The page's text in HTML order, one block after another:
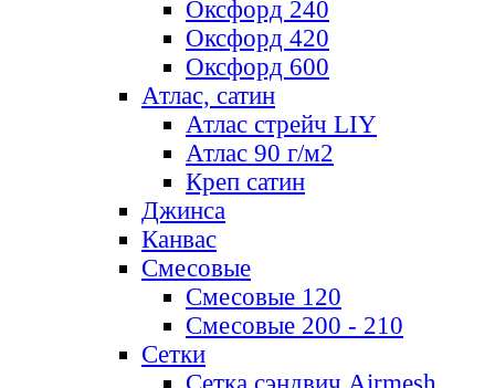
Оксфорд 240
Оксфорд 420
Оксфорд 600
Атлас, сатин
Атлас стрейч LIY
Атлас 90 г/м2
Креп сатин
Джинса
Канвас
Смесовые
Смесовые 120
Смесовые 200 - 210
Сетки